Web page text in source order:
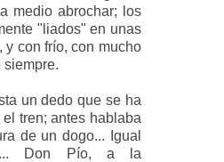
medio abrochar; los
"liados" en unas
y con frío, con mucho
siempre.
un dedo que se ha
tren; antes hablaba
de un dogo... Igual
Don Pío, a la